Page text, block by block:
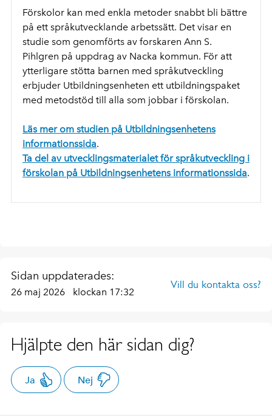
Förskolor kan med enkla metoder snabbt bli bättre
på ett språkutvecklande arbetssätt. Det visar en
studie som genomförts av forskaren Ann S.
Pihlgren på uppdrag av Nacka kommun. För att
ytterligare stötta barnen med språkutveckling
erbjuder Utbildningsenheten ett utbildningspaket
med metodstöd till alla som jobbar i förskolan.
Läs mer om studien på Utbildningsenhetens
informationssida.
Ta del av utvecklingsmaterialet för språkutveckling i
förskolan på Utbildningsenhetens informationssida.
Sidan uppdaterades:
26 maj 2026 klockan 17:32
Vill du kontakta oss?
Hjälpte den här sidan dig?
Ja Nej